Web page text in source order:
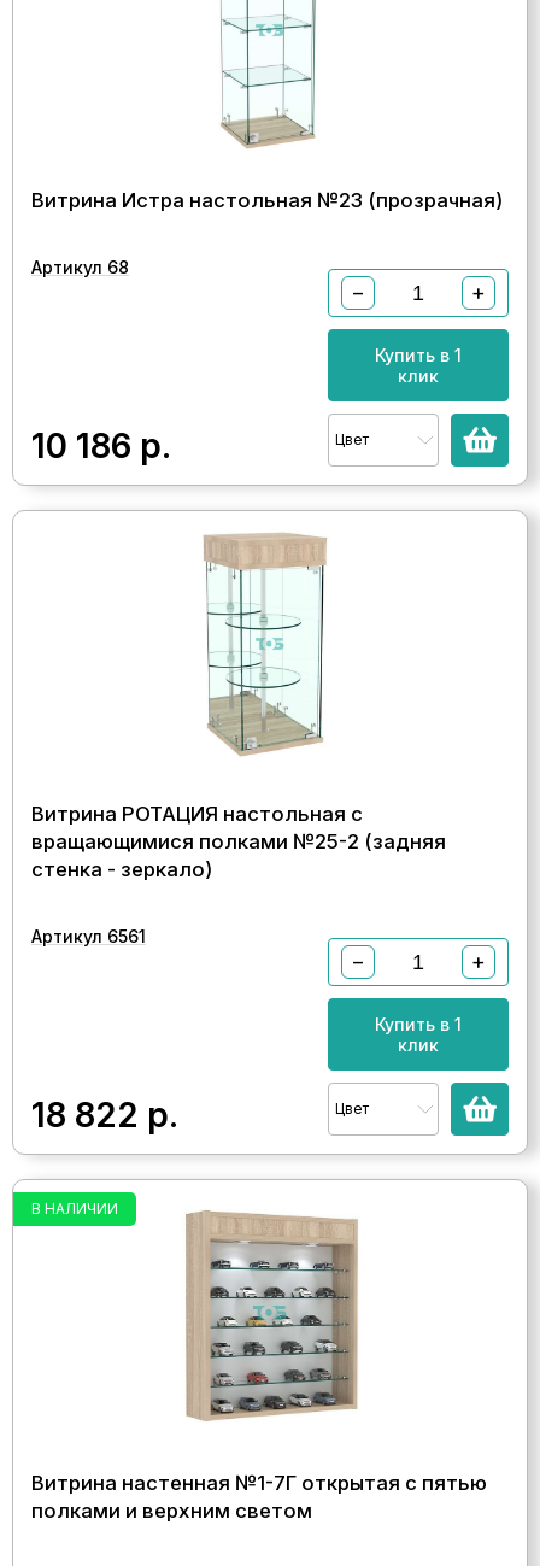
Витрина Истра настольная №23 (прозрачная)
Артикул 68
10 186 р.
− +
Купить в 1
клик
Цвет
Витрина РОТАЦИЯ настольная с
вращающимися полками №25-2 (задняя
стенка - зеркало)
Артикул 6561
18 822 р.
− +
Купить в 1
клик
Цвет
В НАЛИЧИИ
Витрина настенная №1-7Г открытая с пятью
полками и верхним светом